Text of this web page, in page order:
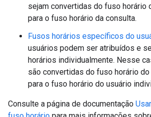
sejam convertidas do fuso horário
para o fuso horário da consulta.
Fusos horários específicos do
usuários podem ser atribuídos e
horários individualmente. Nesse
são convertidas do fuso horário
para o fuso horário do usuário
Consulte a página de documentação